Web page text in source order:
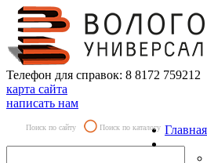
Телефон для справок: 8 8172 759212
карта сайта
написать нам
Поиск по сайту Поиск по каталогу Главная